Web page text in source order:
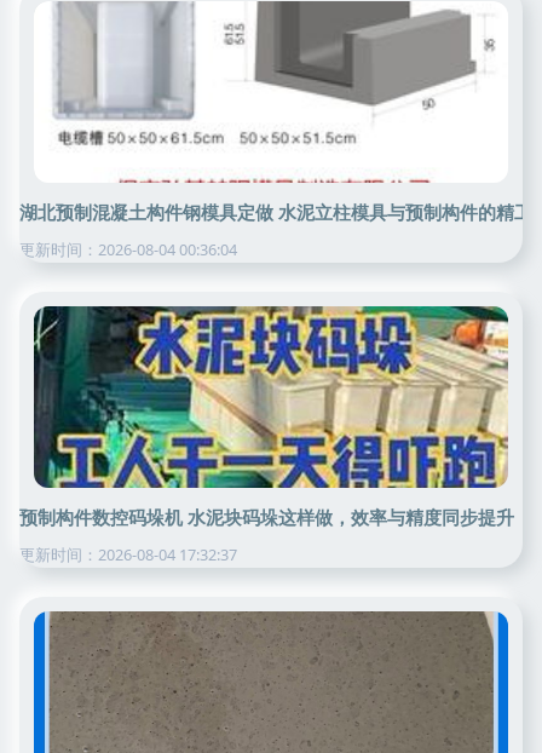
湖北预制混凝土构件钢模具定做 水泥立柱模具与预制构件的精工
更新时间：2026-08-04 00:36:04
预制构件数控码垛机 水泥块码垛这样做，效率与精度同步提升
更新时间：2026-08-04 17:32:37